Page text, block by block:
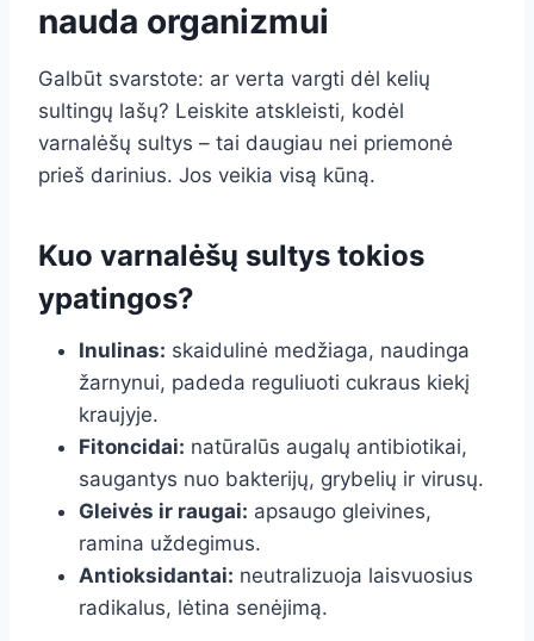
nauda organizmui
Galbūt svarstote: ar verta vargti dėl kelių
sultingų lašų? Leiskite atskleisti, kodėl
varnalėšų sultys – tai daugiau nei priemonė
prieš darinius. Jos veikia visą kūną.
Kuo varnalėšų sultys tokios
ypatingos?
Inulinas: skaidulinė medžiaga, naudinga
žarnynui, padeda reguliuoti cukraus kiekį
kraujyje.
Fitoncidai: natūralūs augalų antibiotikai,
saugantys nuo bakterijų, grybelių ir virusų.
Gleivės ir raugai: apsaugo gleivines,
ramina uždegimus.
Antioksidantai: neutralizuoja laisvuosius
radikalus, lėtina senėjimą.